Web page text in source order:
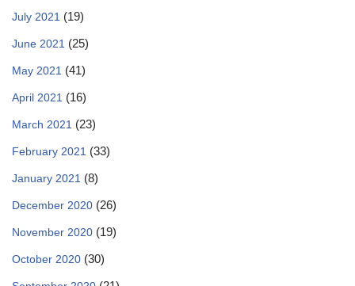
July 2021 (19)
June 2021 (25)
May 2021 (41)
April 2021 (16)
March 2021 (23)
February 2021 (33)
January 2021 (8)
December 2020 (26)
November 2020 (19)
October 2020 (30)